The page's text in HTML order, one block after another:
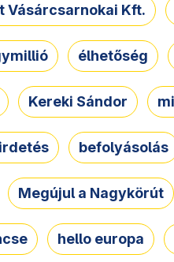
Vásárcsarnokai Kft.
élhetőség
Kereki Sándor
befolyásolás
Megújul a Nagykörút
hello europa